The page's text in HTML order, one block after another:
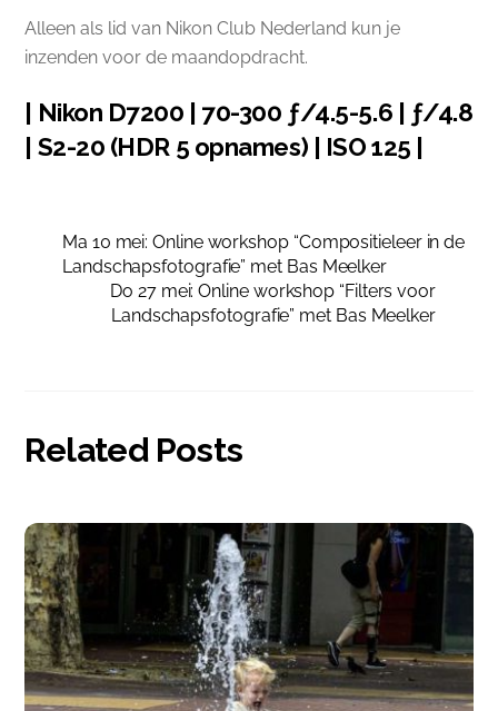
Alleen als lid van Nikon Club Nederland kun je
inzenden voor de maandopdracht.
| Nikon D7200 | 70-300 ƒ/4.5-5.6 | ƒ/4.8
| S2-20 (HDR 5 opnames) | ISO 125 |
Ma 10 mei: Online workshop “Compositieleer in de
Landschapsfotografie” met Bas Meelker
Do 27 mei: Online workshop “Filters voor
Landschapsfotografie” met Bas Meelker
Related Posts